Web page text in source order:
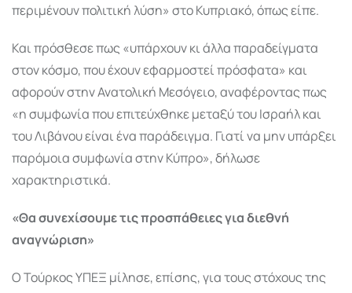
περιμένουν πολιτική λύση» στο Κυπριακό, όπως είπε.
Και πρόσθεσε πως «υπάρχουν κι άλλα παραδείγματα
στον κόσμο, που έχουν εφαρμοστεί πρόσφατα» και
αφορούν στην Ανατολική Μεσόγειο, αναφέροντας πως
«η συμφωνία που επιτεύχθηκε μεταξύ του Ισραήλ και
του Λιβάνου είναι ένα παράδειγμα. Γιατί να μην υπάρξει
παρόμοια συμφωνία στην Κύπρο», δήλωσε
χαρακτηριστικά.
«Θα συνεχίσουμε τις προσπάθειες για διεθνή
αναγνώριση»
Ο Τούρκος ΥΠΕΞ μίλησε, επίσης, για τους στόχους της